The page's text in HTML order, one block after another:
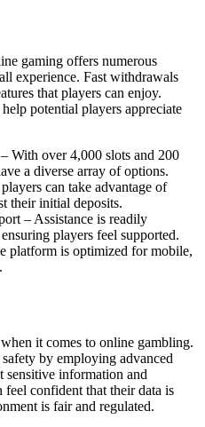
gaming offers numerous
experience. Fast withdrawals
that players can enjoy.
potential players appreciate
With over 4,000 slots and 200
a diverse array of options.
can take advantage of
their initial deposits.
– Assistance is readily
players feel supported.
platform is optimized for mobile,
it comes to online gambling.
by employing advanced
sensitive information and
feel confident that their data is
is fair and regulated.